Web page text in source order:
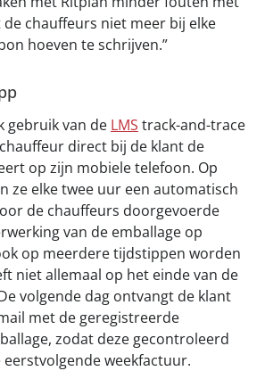
chauffeurs niet meer bij elke
hoeven te schrijven.”
gebruik van de LMS track-and-trace
direct bij de klant de
op zijn mobiele telefoon. Op
ze elke twee uur een automatisch
de chauffeurs doorgevoerde
van de emballage op
op meerdere tijdstippen worden
niet allemaal op het einde van de
volgende dag ontvangt de klant
met de geregistreerde
zodat deze gecontroleerd
weekfactuur.